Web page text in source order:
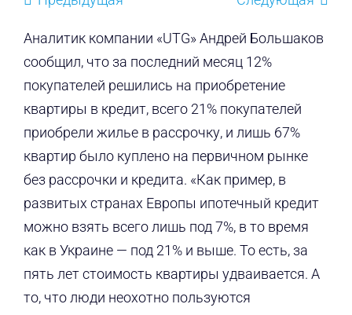
Аналитик компании «UTG» Андрей Большаков
сообщил, что за последний месяц 12%
покупателей решились на приобретение
квартиры в кредит, всего 21% покупателей
приобрели жилье в рассрочку, и лишь 67%
квартир было куплено на первичном рынке
без рассрочки и кредита. «Как пример, в
развитых странах Европы ипотечный кредит
можно взять всего лишь под 7%, в то время
как в Украине — под 21% и выше. То есть, за
пять лет стоимость квартиры удваивается. А
то, что люди неохотно пользуются